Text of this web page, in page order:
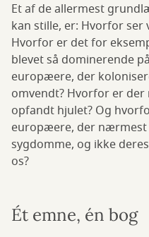
Et af de allermest
kan stille, er: Hvorfor ser
Hvorfor er det for
blevet så dominerende
europæere, der
omvendt? Hvorfor er
opfandt hjulet? Og
europæere, der nærmest
sygdomme, og ikke
os?
Ét emne, én bog